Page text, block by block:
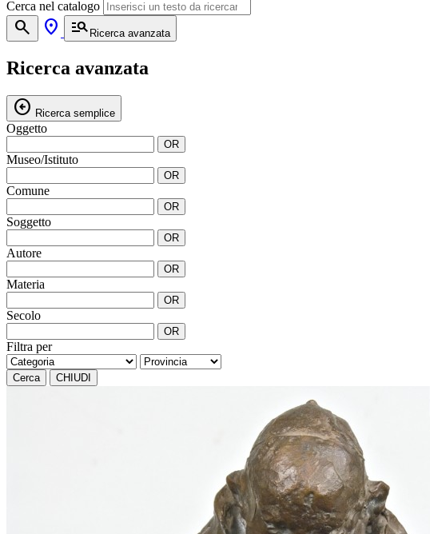
Cerca nel catalogo
search location_on manage_search Ricerca avanzata
Ricerca avanzata
arrow_circle_left Ricerca semplice
Oggetto
OR
Museo/Istituto
OR
Comune
OR
Soggetto
OR
Autore
OR
Materia
OR
Secolo
OR
Filtra per
Cerca CHIUDI